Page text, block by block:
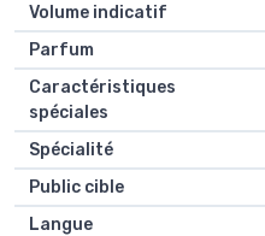
Volume indicatif
Parfum
Caractéristiques
spéciales
Spécialité
Public cible
Langue